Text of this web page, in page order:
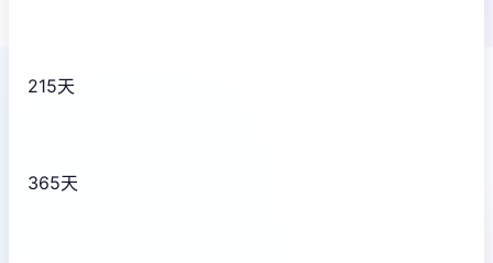
215天
365天